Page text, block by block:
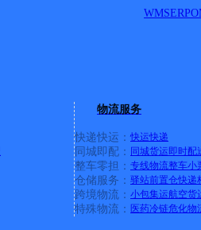
WMSERP
物流服务
快递快运： 快运快递
同城即配： 同城货运即时配
整车零担： 专线物流整车小
仓储服务： 驿站前置仓快递
跨境物流： 小包集运航空货
特殊物流： 医药冷链危化物